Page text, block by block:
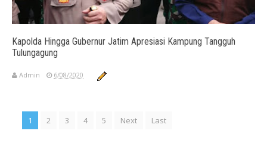
Kapolda Hingga Gubernur Jatim Apresiasi Kampung Tangguh
Tulungagung
Admin 6/08/2020
1 2 3 4 5 Next Last